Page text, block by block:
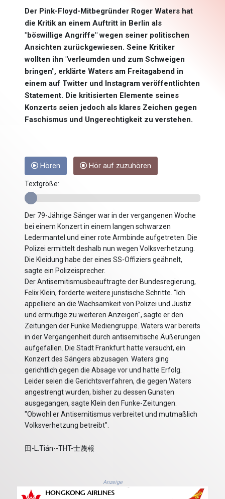
Der Pink-Floyd-Mitbegründer Roger Waters hat
die Kritik an einem Auftritt in Berlin als
"böswillige Angriffe" wegen seiner politischen
Ansichten zurückgewiesen. Seine Kritiker
wollten ihn "verleumden und zum Schweigen
bringen", erklärte Waters am Freitagabend in
einem auf Twitter und Instagram veröffentlichten
Statement. Die kritisierten Elemente seines
Konzerts seien jedoch als klares Zeichen gegen
Faschismus und Ungerechtigkeit zu verstehen.
Hören Hör auf zuzuhören
Textgröße:
Der 79-Jährige Sänger war in der vergangenen Woche
bei einem Konzert in einem langen schwarzen
Ledermantel und einer rote Armbinde aufgetreten. Die
Polizei ermittelt deshalb nun wegen Volksverhetzung.
Die Kleidung habe der eines SS-Offiziers geähnelt,
sagte ein Polizeisprecher.
Der Antisemitismusbeauftragte der Bundesregierung,
Felix Klein, forderte weitere juristische Schritte. "Ich
appelliere an die Wachsamkeit von Polizei und Justiz
und ermutige zu weiteren Anzeigen", sagte er den
Zeitungen der Funke Mediengruppe. Waters war bereits
in der Vergangenheit durch antisemitische Äußerungen
aufgefallen. Die Stadt Frankfurt hatte versucht, ein
Konzert des Sängers abzusagen. Waters ging
gerichtlich gegen die Absage vor und hatte Erfolg.
Leider seien die Gerichtsverfahren, die gegen Waters
angestrengt wurden, bisher zu dessen Gunsten
ausgegangen, sagte Klein den Funke-Zeitungen.
"Obwohl er Antisemitismus verbreitet und mutmaßlich
Volksverhetzung betreibt".
田-L.Tián--THT-士蔑報
Anzeige